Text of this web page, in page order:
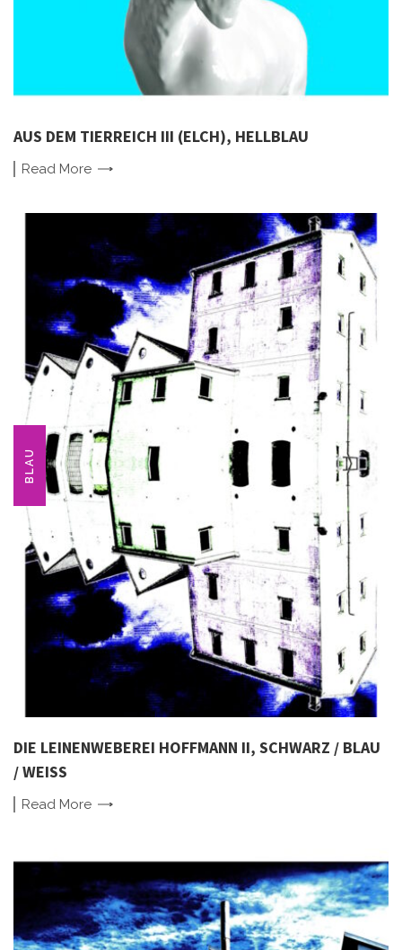
AUS DEM TIERREICH III (ELCH), HELLBLAU
Read More
BLAU
DIE LEINENWEBEREI HOFFMANN II, SCHWARZ / BLAU
/ WEISS
Read More